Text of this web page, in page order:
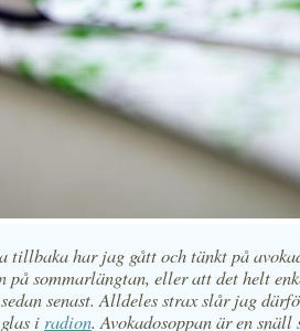
tillbaka har jag gått och tänkt på
på sommarlängtan, eller att det helt
senast. Alldeles strax slår jag
i radion. Avokadosoppan är en snäll